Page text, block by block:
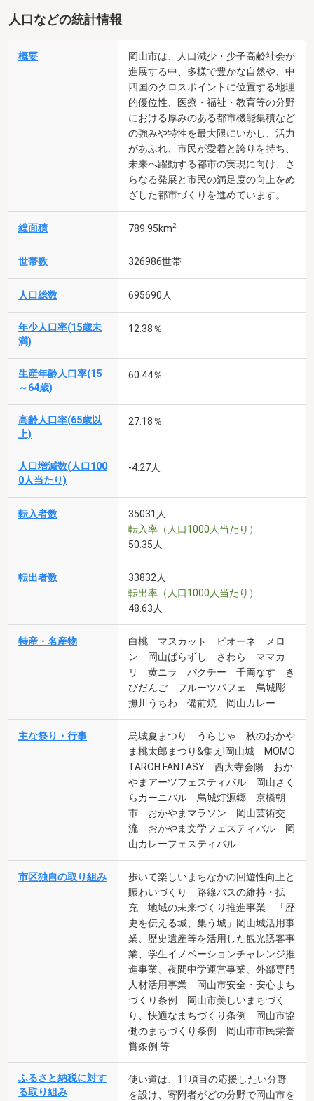
人口などの統計情報
概要
岡山市は、人口減少・少子高齢社会が
進展する中、多様で豊かな自然や、中
四国のクロスポイントに位置する地理
的優位性、医療・福祉・教育等の分野
における厚みのある都市機能集積など
の強みや特性を最大限にいかし、活力
があふれ、市民が愛着と誇りを持ち、
未来へ躍動する都市の実現に向け、さ
らなる発展と市民の満足度の向上をめ
ざした都市づくりを進めています。
総面積 789.95km2
世帯数 326986世帯
人口総数 695690人
年少人口率(15歳未
満)
12.38％
生産年齢人口率(15
～64歳)
60.44％
高齢人口率(65歳以
上)
27.18％
人口増減数(人口100
0人当たり)
-4.27人
転入者数
35031人
転入率（人口1000人当たり）
50.35人
転出者数
33832人
転出率（人口1000人当たり）
48.63人
特産・名産物
白桃 マスカット ピオーネ メロ
ン 岡山ばらずし さわら ママカ
リ 黄ニラ パクチー 千両なす き
びだんご フルーツパフェ 烏城彫
撫川うちわ 備前焼 岡山カレー
主な祭り・行事
烏城夏まつり うらじゃ 秋のおかや
ま桃太郎まつり&集え!岡山城 MOMO
TAROH FANTASY 西大寺会陽 おか
やまアーツフェスティバル 岡山さく
らカーニバル 烏城灯源郷 京橋朝
市 おかやまマラソン 岡山芸術交
流 おかやま文学フェスティバル 岡
山カレーフェスティバル
市区独自の取り組み
歩いて楽しいまちなかの回遊性向上と
賑わいづくり 路線バスの維持・拡
充 地域の未来づくり推進事業 「歴
史を伝える城、集う城」岡山城活用事
業、歴史遺産等を活用した観光誘客事
業、学生イノベーションチャレンジ推
進事業、夜間中学運営事業、外部専門
人材活用事業 岡山市安全・安心まち
づくり条例 岡山市美しいまちづく
り、快適なまちづくり条例 岡山市協
働のまちづくり条例 岡山市市民栄誉
賞条例 等
ふるさと納税に対す
る取り組み
使い道は、11項目の応援したい分野
を設け、寄附者がどの分野で岡山市を